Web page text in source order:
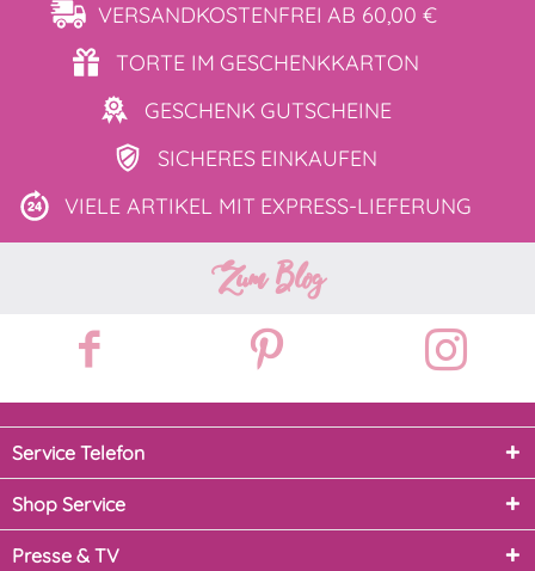
VERSANDKOSTENFREI AB 60,00 €
TORTE IM GESCHENKKARTON
GESCHENK GUTSCHEINE
SICHERES EINKAUFEN
VIELE ARTIKEL MIT EXPRESS-LIEFERUNG
Zum Blog
Service Telefon
Shop Service
Presse & TV